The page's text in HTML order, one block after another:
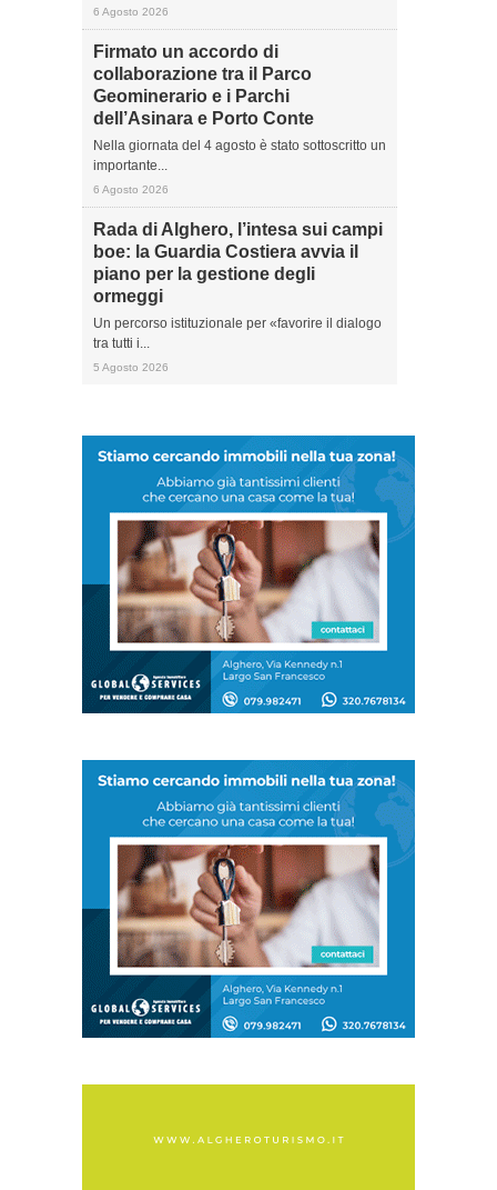
6 Agosto 2026
Firmato un accordo di
collaborazione tra il Parco
Geominerario e i Parchi
dell’Asinara e Porto Conte
Nella giornata del 4 agosto è stato sottoscritto un
importante...
6 Agosto 2026
Rada di Alghero, l’intesa sui campi
boe: la Guardia Costiera avvia il
piano per la gestione degli
ormeggi
Un percorso istituzionale per «favorire il dialogo
tra tutti i...
5 Agosto 2026